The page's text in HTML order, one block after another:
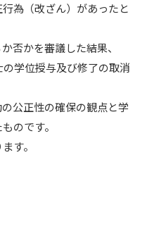
為（改ざん）があったと
否かを審議した結果、
学位授与及び修了の取消
公正性の確保の観点と学
のです。
す。